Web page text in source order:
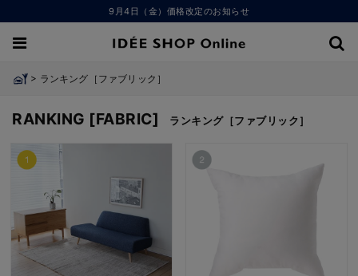
9月4日（金）価格改定のお知らせ
> ランキング［ファブリック］
RANKING [FABRIC] ランキング［ファブリック］